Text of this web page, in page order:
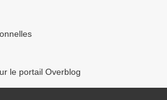
le portail Overblog